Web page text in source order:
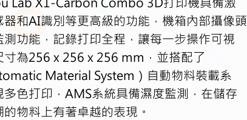
器和AI識別等更高級的功能，機箱內部攝像頭
測功能，記錄打印全程，讓每一步操作可視
寸為256 x 256 x 256 mm，並搭配了
Material System）自動物料裝載系
多色打印，AMS系統具備濕度監測，在儲存
物料上有著卓越的表現。